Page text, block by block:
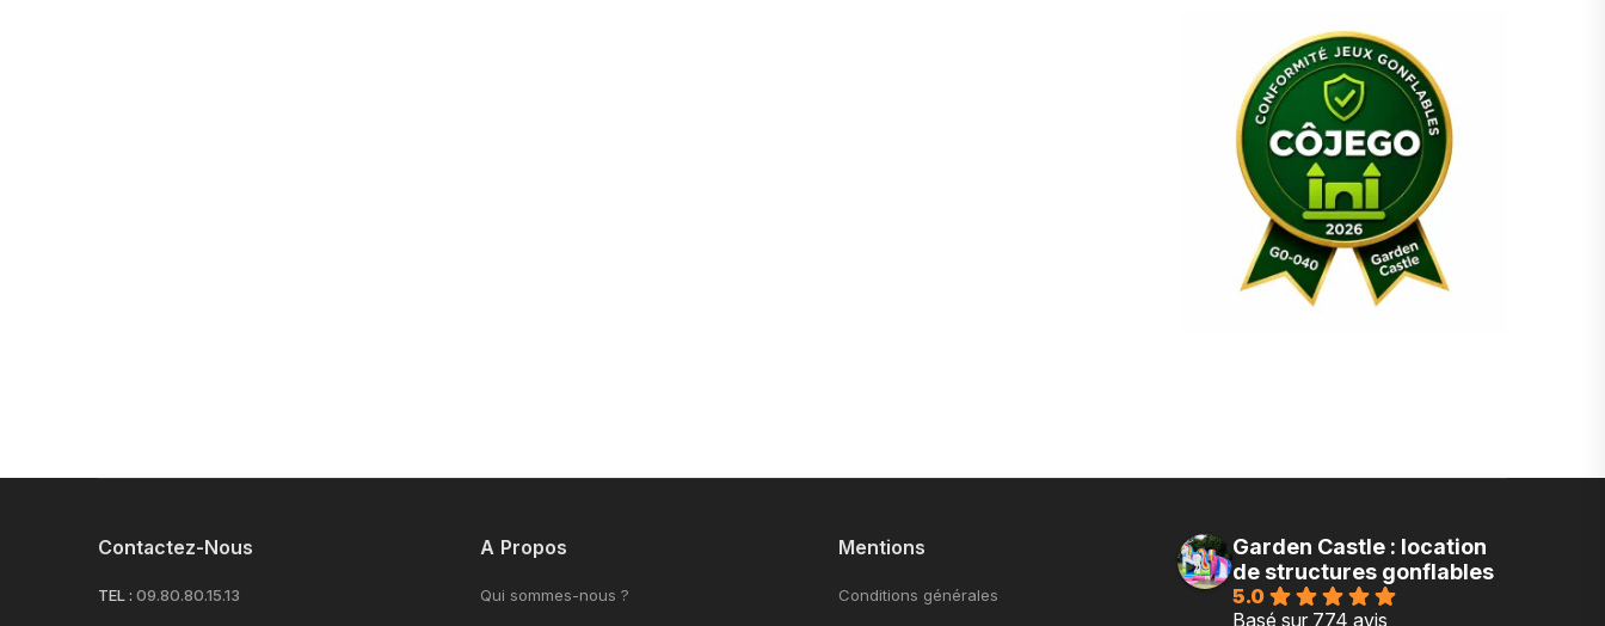
Contactez-Nous
TEL : 09.80.80.15.13
A Propos
Qui sommes-nous ?
Mentions
Conditions générales
Garden Castle : location
de structures gonflables
5.0
Basé sur 774 avis